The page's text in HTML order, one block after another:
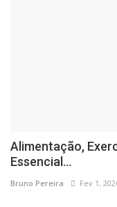
Alimentação,
Essencial...
Bruno Pereira Fev 1,